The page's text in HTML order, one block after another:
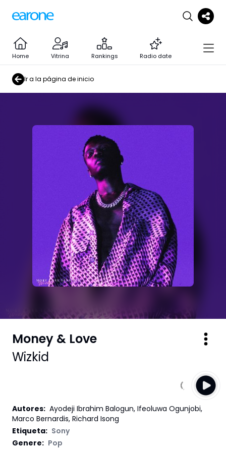
Home Vitrina Rankings Radio date
Ir a la página de inicio
Money & Love
Wizkid
Autores: Ayodeji Ibrahim Balogun, Ifeoluwa Ogunjobi,
Marco Bernardis, Richard Isong
Etiqueta: Sony
Genere: Pop